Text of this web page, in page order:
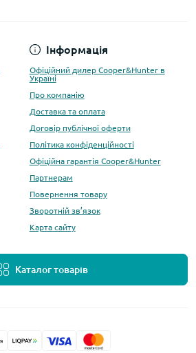
Інформація
Офіційний дилер Cooper&Hunter в
Україні
Про компанію
Доставка та оплата
Договір публічної оферти
Політика конфіденційності
Офіційна гарантія Cooper&Hunter
Партнерам
Повернення товару
Зворотній зв’язок
Карта сайту
Каталог товарів